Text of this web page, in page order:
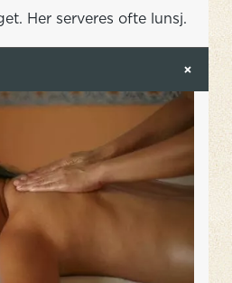
Her serveres ofte lunsj.